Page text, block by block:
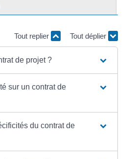
Tout replier Tout déplier
de projet ?
sur un contrat de
du contrat de